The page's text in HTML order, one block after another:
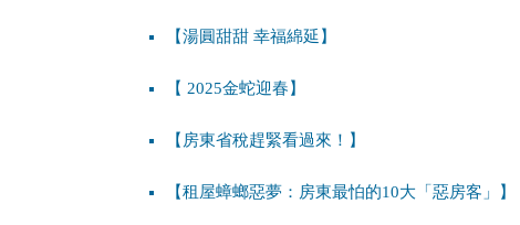
【湯圓甜甜 幸福綿延】
【 2025金蛇迎春】
【房東省稅趕緊看過來！】
【租屋蟑螂惡夢：房東最怕的10大「惡房客」】